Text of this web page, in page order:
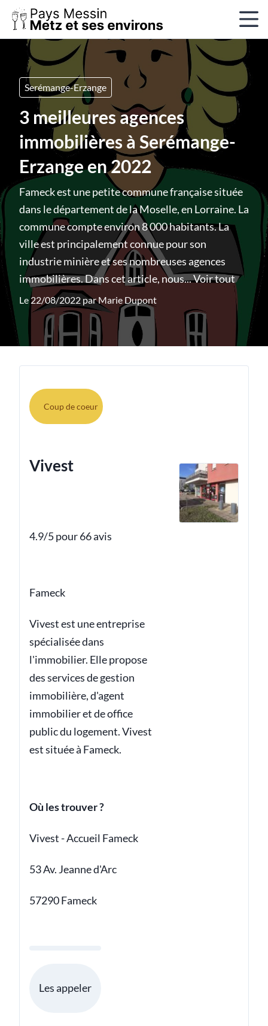
Serémange-Erzange
3 meilleures agences
immobilières à Serémange-
Erzange en 2022
Fameck est une petite commune française située
dans le département de la Moselle, en Lorraine. La
commune compte environ 8 000 habitants. La
ville est principalement connue pour son
industrie minière et ses nombreuses agences
immobilières. Dans cet article, nous...Voir tout
Le 22/08/2022 parMarie Dupont
Coup de coeur
Vivest
4.9/5 pour 66 avis
Fameck
Vivest est une entreprise
spécialisée dans
l'immobilier. Elle propose
des services de gestion
immobilière, d'agent
immobilier et de office
public du logement. Vivest
est située à Fameck.
Où les trouver ?
Vivest - Accueil Fameck
53 Av. Jeanne d'Arc
57290 Fameck
Les appeler